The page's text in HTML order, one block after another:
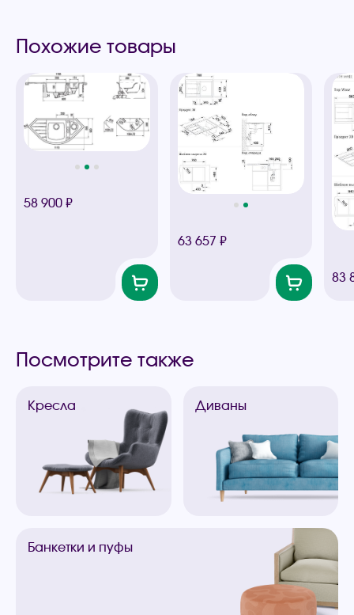
Похожие товары
58 900 ₽
63 657 ₽
83
Посмотрите также
Кресла Диваны
Банкетки и пуфы